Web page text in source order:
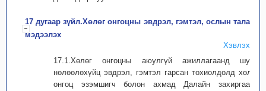
17 дугаар зүйл.Хөлөг онгоцны эвдрэл, гэмтэл, ослын талаар
мэдээлэх
Хэвлэх
17.1.Хөлөг онгоцны аюулгүй ажиллагаанд шууд
нөлөөлөхүйц эвдрэл, гэмтэл гарсан тохиолдолд хөлөг
онгоц эзэмшигч болон ахмад Далайн захиргаанд